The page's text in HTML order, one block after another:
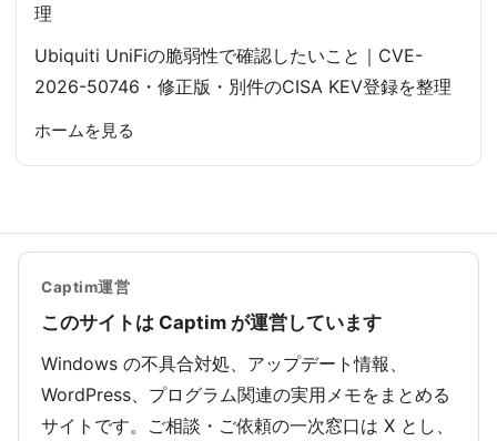
理
Ubiquiti UniFiの脆弱性で確認したいこと｜CVE-
2026-50746・修正版・別件のCISA KEV登録を整理
ホームを見る
Captim運営
このサイトは Captim が運営しています
Windows の不具合対処、アップデート情報、
WordPress、プログラム関連の実用メモをまとめる
サイトです。ご相談・ご依頼の一次窓口は X とし、